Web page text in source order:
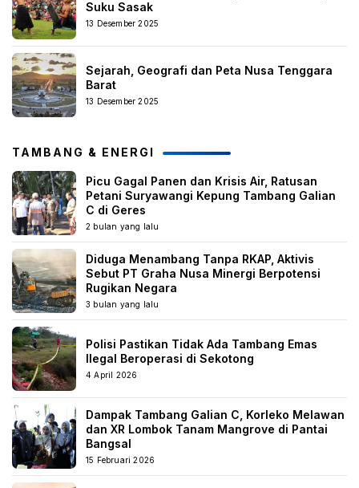
Suku Sasak
13 Desember 2025
Sejarah, Geografi dan Peta Nusa Tenggara
Barat
13 Desember 2025
TAMBANG & ENERGI
Picu Gagal Panen dan Krisis Air, Ratusan
Petani Suryawangi Kepung Tambang Galian
C di Geres
2 bulan yang lalu
Diduga Menambang Tanpa RKAP, Aktivis
Sebut PT Graha Nusa Minergi Berpotensi
Rugikan Negara
3 bulan yang lalu
Polisi Pastikan Tidak Ada Tambang Emas
Ilegal Beroperasi di Sekotong
4 April 2026
Dampak Tambang Galian C, Korleko Melawan
dan XR Lombok Tanam Mangrove di Pantai
Bangsal
15 Februari 2026